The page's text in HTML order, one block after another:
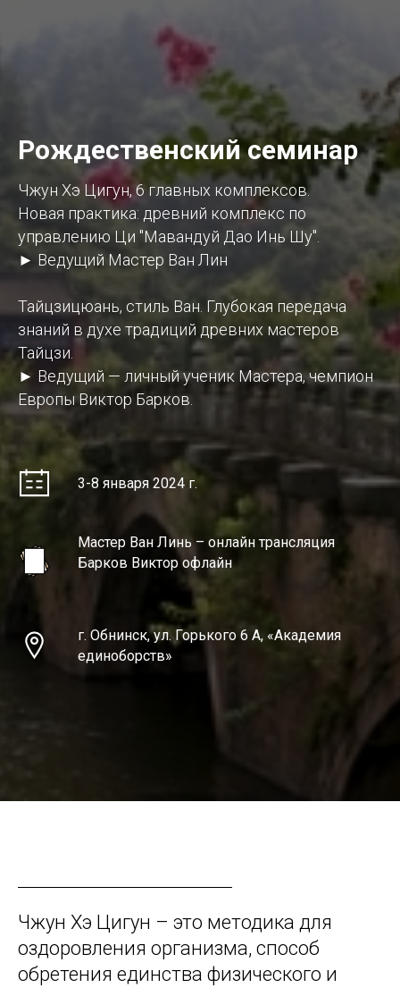
Рождественский семинар
Чжун Хэ Цигун, 6 главных комплексов.
Новая практика: древний комплекс по
управлению Ци "Мавандуй Дао Инь Шу".
► Ведущий Мастер Ван Лин
Тайцзицюань, стиль Ван. Глубокая передача
знаний в духе традиций древних мастеров
Тайцзи.
► Ведущий — личный ученик Мастера, чемпион
Европы Виктор Барков.
3-8 января 2024 г.
Мастер Ван Линь – онлайн трансляция
Барков Виктор офлайн
г. Обнинск, ул. Горького 6 А, «Академия
единоборств»
Чжун Хэ Цигун – это методика для
оздоровления организма, способ
обретения единства физического и